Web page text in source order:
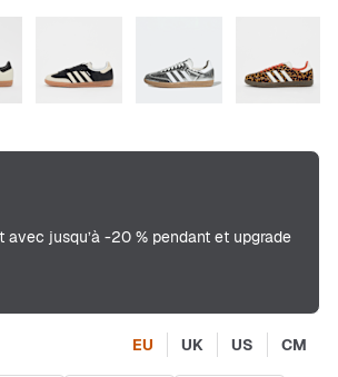
jusqu’à -20 % pendant et upgrade
EU UK US CM